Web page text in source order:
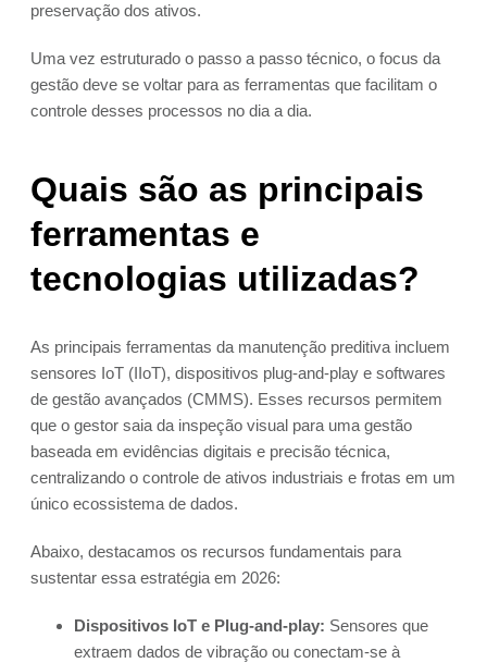
preservação dos ativos.
Uma vez estruturado o passo a passo técnico, o focus da
gestão deve se voltar para as ferramentas que facilitam o
controle desses processos no dia a dia.
Quais são as principais
ferramentas e
tecnologias utilizadas?
As principais ferramentas da manutenção preditiva incluem
sensores IoT (IIoT), dispositivos plug-and-play e softwares
de gestão avançados (CMMS). Esses recursos permitem
que o gestor saia da inspeção visual para uma gestão
baseada em evidências digitais e precisão técnica,
centralizando o controle de ativos industriais e frotas em um
único ecossistema de dados.
Abaixo, destacamos os recursos fundamentais para
sustentar essa estratégia em 2026:
Dispositivos IoT e Plug-and-play: Sensores que
extraem dados de vibração ou conectam-se à